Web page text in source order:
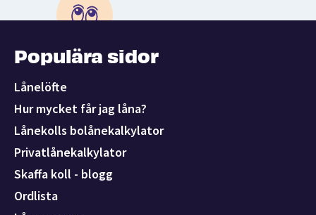
Populära sidor
Lånelöfte
Hur mycket får jag låna?
Lånekolls bolånekalkylator
Privatlånekalkylator
Skaffa koll - blogg
Ordlista